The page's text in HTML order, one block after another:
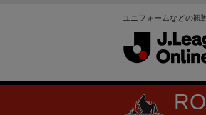
ユニフォームなどの観